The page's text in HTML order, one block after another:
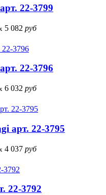
22-3799
5 082 руб
22-3796
6 032 руб
арт. 22-3795
4 037 руб
22-3792